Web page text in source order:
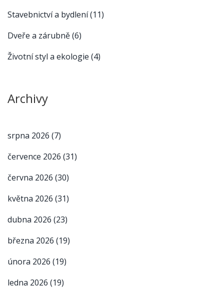
Stavebnictví a bydlení(11)
Dveře a zárubně(6)
Životní styl a ekologie (4)
Archivy
srpna 2026 (7)
července 2026 (31)
června 2026 (30)
května 2026 (31)
dubna 2026 (23)
března 2026 (19)
února 2026 (19)
ledna 2026 (19)